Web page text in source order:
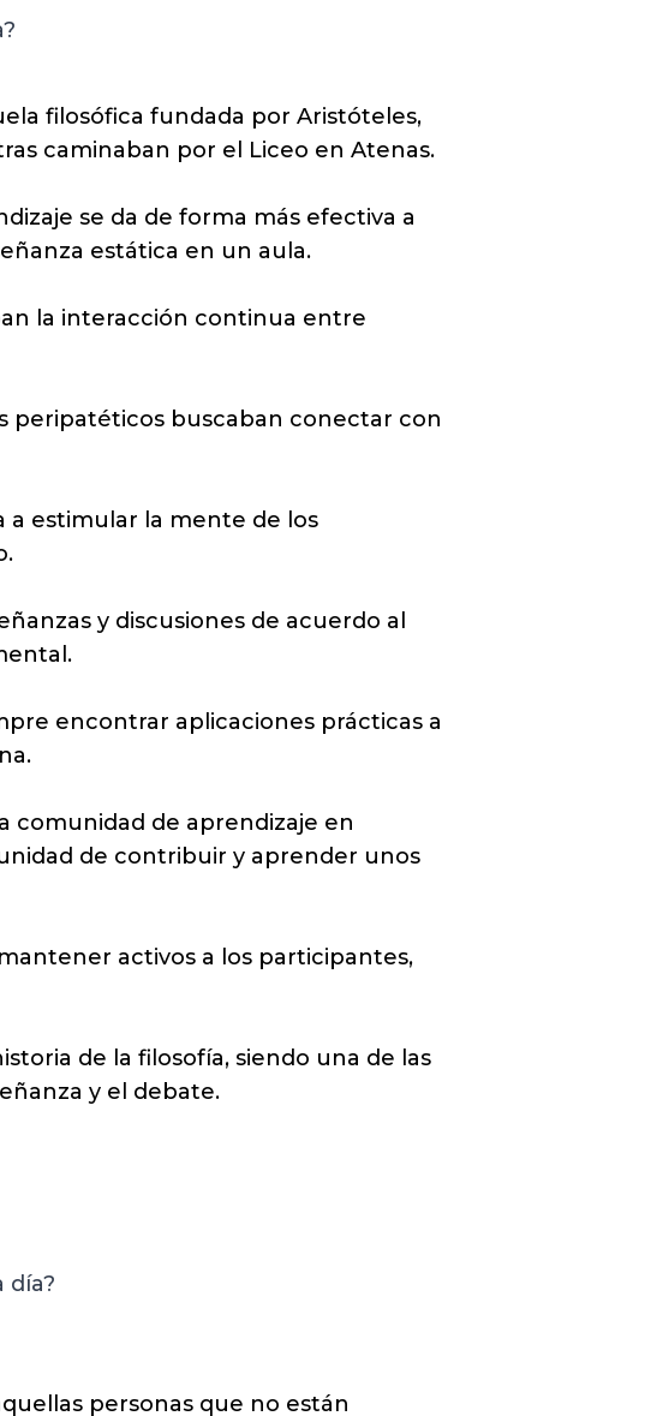
filosófica fundada por Aristóteles,
caminaban por el Liceo en Atenas.
se da de forma más efectiva a
estática en un aula.
la interacción continua entre
peripatéticos buscaban conectar con
a estimular la mente de los
y discusiones de acuerdo al
encontrar aplicaciones prácticas a
comunidad de aprendizaje en
de contribuir y aprender unos
activos a los participantes,
de la filosofía, siendo una de las
y el debate.
día?
personas que no están